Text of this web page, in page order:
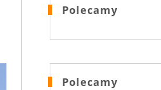
Polecamy
Polecamy